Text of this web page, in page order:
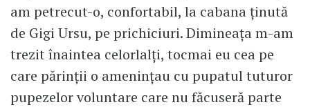
am petrecut-o, confortabil, la cabana ținută
de Gigi Ursu, pe prichiciuri. Dimineața m-am
trezit înaintea celorlalți, tocmai eu cea pe
care părinții o amenințau cu pupatul tuturor
pupezelor voluntare care nu făcuseră parte